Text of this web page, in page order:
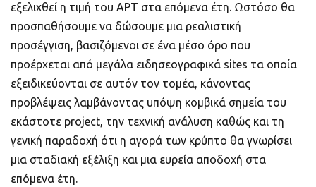
εξελιχθεί η τιμή του APT στα επόμενα έτη. Ωστόσο θα
προσπαθήσουμε να δώσουμε μια ρεαλιστική
προσέγγιση, βασιζόμενοι σε ένα μέσο όρο που
προέρχεται από μεγάλα ειδησεογραφικά sites τα οποία
εξειδικεύονται σε αυτόν τον τομέα, κάνοντας
προβλέψεις λαμβάνοντας υπόψη κομβικά σημεία του
εκάστοτε project, την τεχνική ανάλυση καθώς και τη
γενική παραδοχή ότι η αγορά των κρύπτο θα γνωρίσει
μια σταδιακή εξέλιξη και μια ευρεία αποδοχή στα
επόμενα έτη.